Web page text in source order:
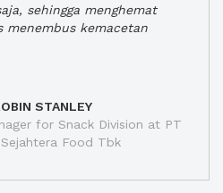
sehingga menghemat
kemacetan
STANLEY
for Snack Division at PT
Food Tbk